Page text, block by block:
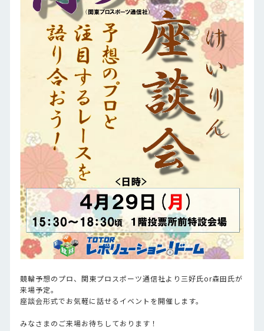
競輪予想のプロ、関東プロスポーツ通信社より三好氏or森田氏が
来場予定。
座談会形式でお気軽に話せるイベントを開催します。
みなさまのご来場お待ちしております！